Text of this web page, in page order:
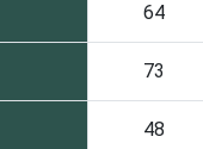
64
73
48